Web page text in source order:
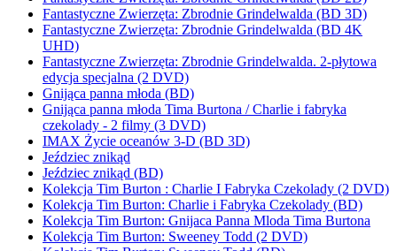
Fantastyczne Zwierzęta: Zbrodnie Grindelwalda (BD 3D)
Fantastyczne Zwierzęta: Zbrodnie Grindelwalda (BD 4K
UHD)
Fantastyczne Zwierzęta: Zbrodnie Grindelwalda. 2-płytowa
edycja specjalna (2 DVD)
Gnijąca panna młoda (BD)
Gnijąca panna młoda Tima Burtona / Charlie i fabryka
czekolady - 2 filmy (3 DVD)
IMAX Życie oceanów 3-D (BD 3D)
Jeździec znikąd
Jeździec znikąd (BD)
Kolekcja Tim Burton : Charlie I Fabryka Czekolady (2 DVD)
Kolekcja Tim Burton: Charlie i Fabryka Czekolady (BD)
Kolekcja Tim Burton: Gnijaca Panna Mloda Tima Burtona
Kolekcja Tim Burton: Sweeney Todd (2 DVD)